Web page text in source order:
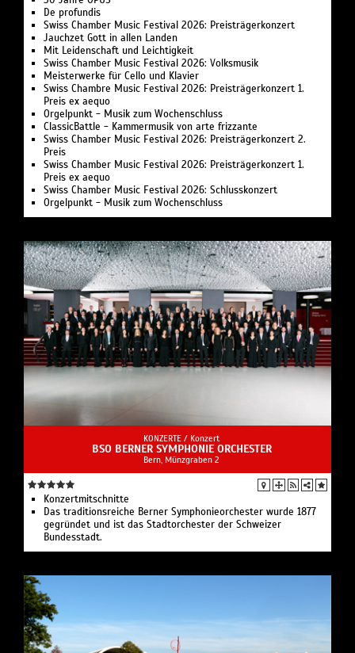
De profundis
Swiss Chamber Music Festival 2026: Preisträgerkonzert
Jauchzet Gott in allen Landen
Mit Leidenschaft und Leichtigkeit
Swiss Chamber Music Festival 2026: Volksmusik
Meisterwerke für Cello und Klavier
Swiss Chambre Music Festival 2026: Preisträgerkonzert 1.
Preis ex aequo
Orgelpunkt - Musik zum Wochenschluss
ClassicBattle - Kammermusik von arte frizzante
Swiss Chamber Music Festival 2026: Preisträgerkonzert 2.
Preis
Swiss Chamber Music Festival 2026: Preisträgerkonzert 1.
Preis ex aequo
Swiss Chamber Music Festival 2026: Schlusskonzert
Orgelpunkt - Musik zum Wochenschluss
KONZERTE / Konzert
BSO BERNER SYMPHONIE ORCHESTER
Bern, Münzgraben 2
Konzertmitschnitte
Das traditionsreiche Berner Symphonieorchester wurde 1877
gegründet und ist das Stadtorchester der Schweizer
Bundesstadt.